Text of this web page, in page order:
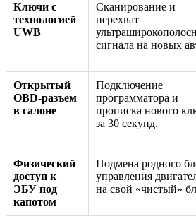
Ключи с
технологией
UWB
Сканирование и
перехват
сигнала на новых
Открытый
OBD-разъем
в салоне
Подключение
программатора и
прописка нового
за 30 секунд.
Физический
доступ к
ЭБУ под
капотом
Подмена родного
управления
на свой «чистый»